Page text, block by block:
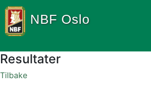
NBF Oslo
Resultater
Tilbake